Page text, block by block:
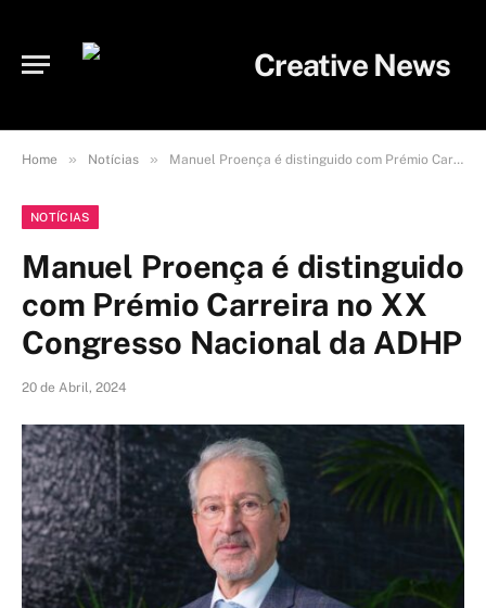
Home » Notícias » Manuel Proença é distinguido com Prémio Carreira no XX Congresso Nacional da ADHP
NOTÍCIAS
Manuel Proença é distinguido
com Prémio Carreira no XX
Congresso Nacional da ADHP
20 de Abril, 2024